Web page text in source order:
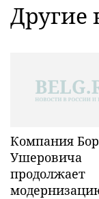
Другие
Компания
Ушеровича
продолжает